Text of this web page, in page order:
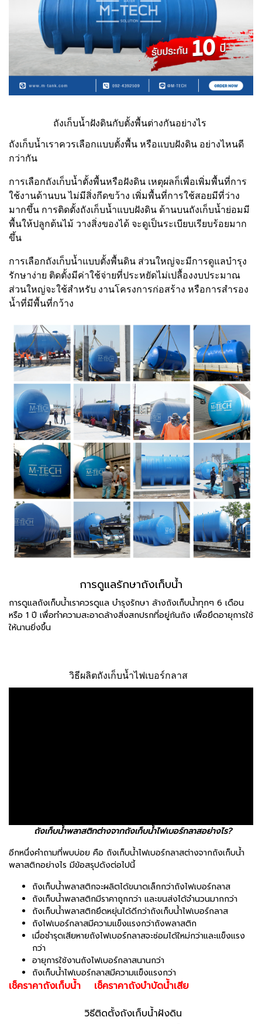
ถังเก็บน้ำฝังดินกับตั้งพื้นต่างกันอย่างไร
ถังเก็บน้ำเราควรเลือกแบบตั้งพื้น หรือแบบฝังดิน อย่างไหนดี
กว่ากัน
การเลือกถังเก็บน้ำตั้งพื้นหรือฝังดิน เหตุผลก็เพื่อเพิ่มพื้นที่การ
ใช้งานด้านบน ไม่มีสิ่งกีดขว้าง เพิ่มพื้นที่การใช้สอยมีที่ว่าง
มากขึ้น การติดตั้งถังเก็บน้ำแบบฝังดิน ด้านบนถังเก็บน้ำย่อมมี
พื้นให้ปลูกต้นไม้ วางสิ่งของได้ จะดูเป็นระเบียบเรียบร้อยมาก
ขึ้น
การเลือกถังเก็บน้ำแบบตั้งพื้นดิน ส่วนใหญ่จะมีการดูแลบำรุง
รักษาง่าย ติดตั้งมีค่าใช้จ่ายที่ประหยัดไม่เปลื้องงบประมาณ
ส่วนใหญ่จะใช้สำหรับ งานโครงการก่อสร้าง หรือการสำรอง
น้ำที่มีพื้นที่กว้าง
การดูแลรักษาถังเก็บน้ำ
การดูแลถังเก็บน้ำเราควรดูแล บำรุงรักษา ล้างถังเก็บน้ำทุกๆ 6 เดือน
หรือ 1 ปี เพื่อทำความสะอาดล้างสิ่งสกปรกที่อยู่ก้นถัง เพื่อยึดอายุการใช้
ให้นานยิ่งขึ้น
วิธีผลิตถังเก็บน้ำไฟเบอร์กลาส
ถังเก็บน้ำพลาสติกต่างจากถังเก็บน้ำไฟเบอร์กลาสอย่างไร?
อีกหนึ่งคำถามที่พบบ่อย คือ ถังเก็บน้ำไฟเบอร์กลาสต่างจากถังเก็บน้ำ
พลาสติกอย่างไร มีข้อสรุปดังต่อไปนี้
ถังเก็บน้ำพลาสติกจะผลิตได้ขนาดเล็กกว่าถังไฟเบอร์กลาส
ถังเก็บน้ำพลาสติกมีราคาถูกกว่า และขนส่งได้จำนวนมากกว่า
ถังเก็บน้ำพลาสติกยึดหยุ่นได้ดีกว่าถังเก็บน้ำไฟเบอร์กลาส
ถังไฟเบอร์กลาสมีความแข็งแรงกว่าถังพลาสติก
เมื่อชำรุดเสียหายถังไฟเบอร์กลาสจะซ่อมได้ใหม่กว่าและแข็งแรง
กว่า
อายุการใช้งานถังไฟเบอร์กลาสนานกว่า
ถังเก็บน้ำไฟเบอร์กลาสมีความแข็งแรงกว่า
เช็คราคาถังเก็บน้ำ
เช็คราคาถังบำบัดน้ำเสีย
วิธีติดตั้งถังเก็บน้ำฝังดิน